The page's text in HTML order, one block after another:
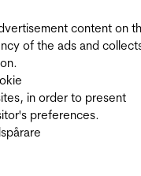
content on
of the ads and
in order to present
preferences.